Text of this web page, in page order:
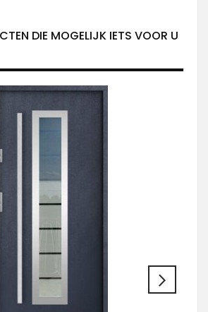
DIE MOGELIJK IETS VOOR U